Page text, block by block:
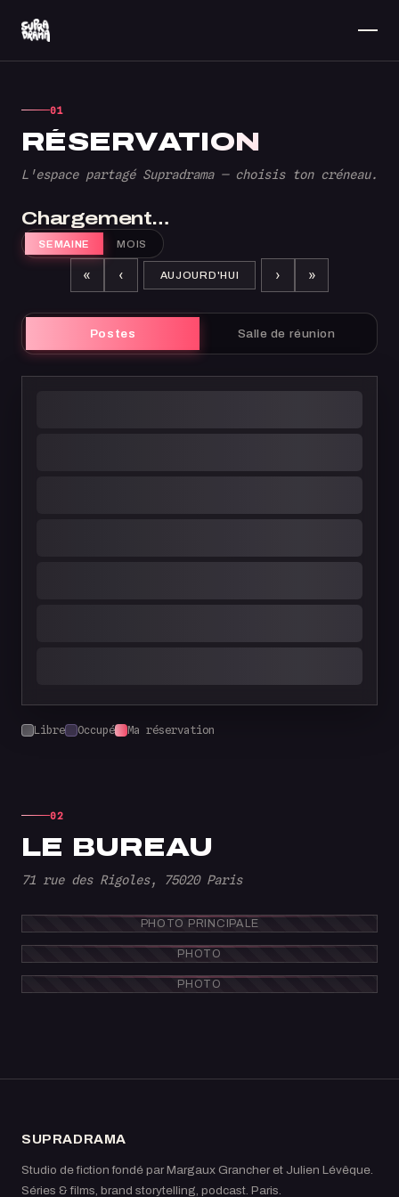
01
RÉSERVATION
L'espace partagé Supradrama — choisis ton créneau.
Chargement…
SEMAINE MOIS
« ‹ AUJOURD'HUI › »
Postes Salle de réunion
Libre Occupé Ma réservation
02
LE BUREAU
71 rue des Rigoles, 75020 Paris
PHOTO PRINCIPALE
PHOTO
PHOTO
SUPRADRAMA
Studio de fiction fondé par Margaux Grancher et Julien Lévêque.
Séries & films, brand storytelling, podcast. Paris.